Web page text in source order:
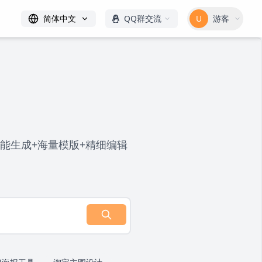
简体中文 QQ群交流 U 游客
生成+海量模版+精细编辑